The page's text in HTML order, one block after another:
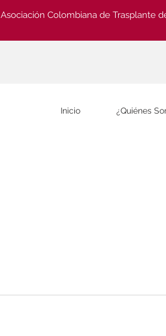
Asociación Colombiana de Trasplante
Inicio ¿Quiénes